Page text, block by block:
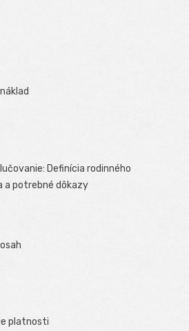
Definícia rodinného
a potrebné dôkazy
platnosti